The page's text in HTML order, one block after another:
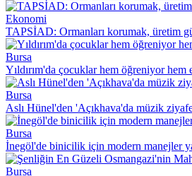
Ekonomi
TAPSİAD: Ormanları korumak, üretim
Bursa
Yıldırım'da çocuklar hem öğreniyor hem
Bursa
Aslı Hünel'den 'Açıkhava'da müzik
Bursa
İnegöl'de binicilik için modern manejler
Bursa